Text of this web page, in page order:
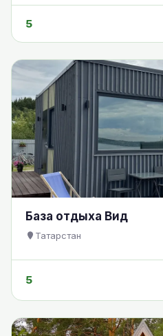
5
База отдыха Вид
Татарстан
5